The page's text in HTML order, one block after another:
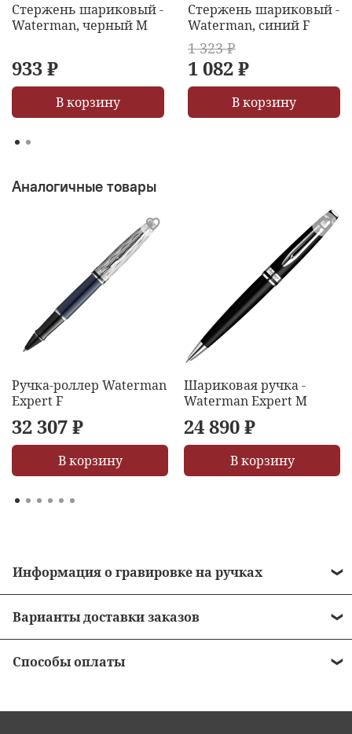
Стержень шариковый -
Waterman, черный M
933 ₽
В корзину
Стержень шариковый -
Waterman, синий F
1 323 ₽
1 082 ₽
В корзину
Аналогичные товары
Ручка-роллер Waterman
Expert F
32 307 ₽
В корзину
Шариковая ручка -
Waterman Expert M
24 890 ₽
В корзину
Информация о гравировке на ручках
• Бесплатная гравировка на ручках от 10 000
рублей.
Варианты доставки заказов
•Отделения почты России
Способы оплаты
курьеру при получении